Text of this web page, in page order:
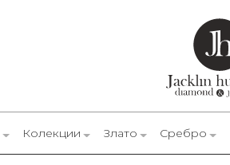
Колекции Злато Сребро